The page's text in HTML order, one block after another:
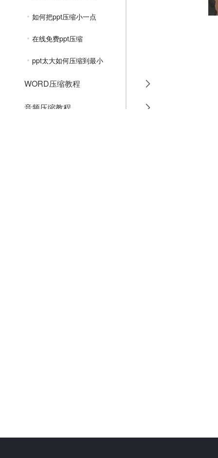
如何把ppt压缩小一点
在线免费ppt压缩
ppt太大如何压缩到最小
WORD压缩教程
音频压缩教程